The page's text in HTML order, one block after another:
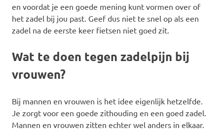
en voordat je een goede mening kunt vormen over of
het zadel bij jou past. Geef dus niet te snel op als een
zadel na de eerste keer fietsen niet goed zit.
Wat te doen tegen zadelpijn bij
vrouwen?
Bij mannen en vrouwen is het idee eigenlijk hetzelfde.
Je zorgt voor een goede zithouding en een goed zadel.
Mannen en vrouwen zitten echter wel anders in elkaar.